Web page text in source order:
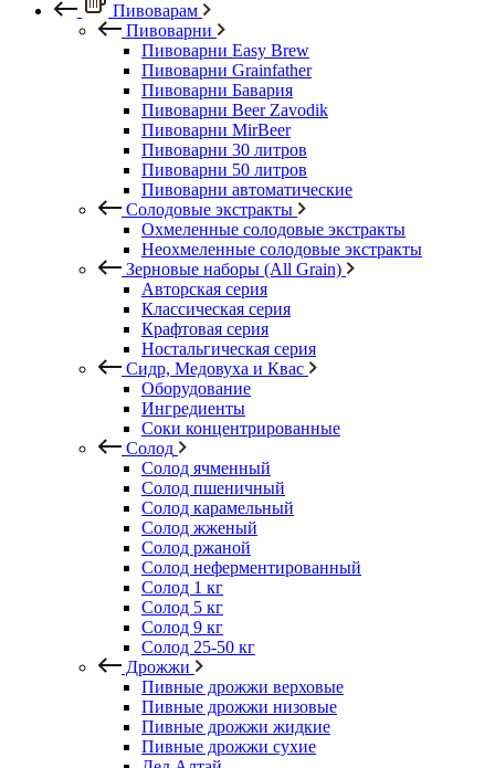
Пивоварам
Пивоварни
Пивоварни Easy Brew
Пивоварни Grainfather
Пивоварни Бавария
Пивоварни Beer Zavodik
Пивоварни MirBeer
Пивоварни 30 литров
Пивоварни 50 литров
Пивоварни автоматические
Солодовые экстракты
Охмеленные солодовые экстракты
Неохмеленные солодовые экстракты
Зерновые наборы (All Grain)
Авторская серия
Классическая серия
Крафтовая серия
Ностальгическая серия
Сидр, Медовуха и Квас
Оборудование
Ингредиенты
Соки концентрированные
Солод
Солод ячменный
Солод пшеничный
Солод карамельный
Солод жженый
Солод ржаной
Солод неферментированный
Солод 1 кг
Солод 5 кг
Солод 9 кг
Солод 25-50 кг
Дрожжи
Пивные дрожжи верховые
Пивные дрожжи низовые
Пивные дрожжи жидкие
Пивные дрожжи сухие